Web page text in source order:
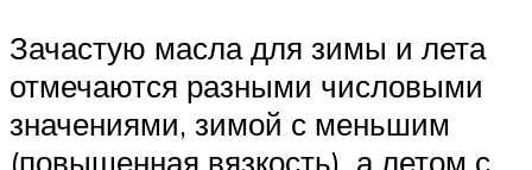
Зачастую масла для зимы и лета
отмечаются разными числовыми
значениями, зимой с меньшим
(повышенная вязкость), а летом с